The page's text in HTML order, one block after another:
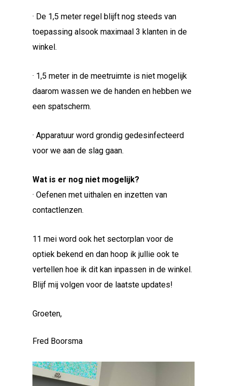
· De 1,5 meter regel blijft nog steeds van
toepassing alsook maximaal 3 klanten in de
winkel.
· 1,5 meter in de meetruimte is niet mogelijk
daarom wassen we de handen en hebben we
een spatscherm.
· Apparatuur word grondig gedesinfecteerd
voor we aan de slag gaan.
Wat is er nog niet mogelijk?
· Oefenen met uithalen en inzetten van
contactlenzen.
11 mei word ook het sectorplan voor de
optiek bekend en dan hoop ik jullie ook te
vertellen hoe ik dit kan inpassen in de winkel.
Blijf mij volgen voor de laatste updates!
Groeten,
Fred Boorsma